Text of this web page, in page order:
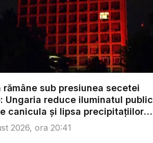
rămâne sub presiunea secetei
Ungaria reduce iluminatul public
canicula și lipsa precipitațiilor
2026, ora 20:41